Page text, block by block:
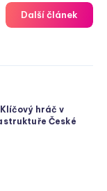
Další článek
hráč v
České